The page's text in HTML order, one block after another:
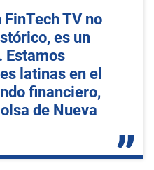
TV no
es un
Estamos
latinas en el
financiero,
de Nueva